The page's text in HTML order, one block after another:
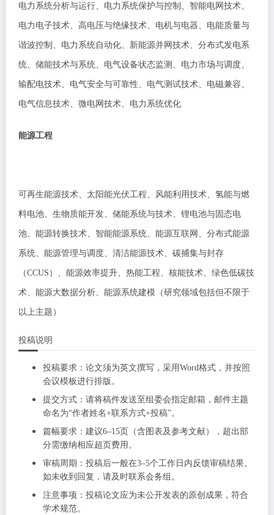
电力系统分析与运行、电力系统保护与控制、智能电网技术、
电力电子技术、高电压与绝缘技术、电机与电器、电能质量与
谐波控制、电力系统自动化、新能源并网技术、分布式发电系
统、储能技术与系统、电气设备状态监测、电力市场与调度、
输配电技术、电气安全与可靠性、电气测试技术、电磁兼容、
电气信息技术、微电网技术、电力系统优化
能源工程
可再生能源技术、太阳能光伏工程、风能利用技术、氢能与燃
料电池、生物质能开发、储能系统与技术、锂电池与固态电
池、能源转换技术、智能能源系统、能源互联网、分布式能源
系统、能源管理与调度、清洁能源技术、碳捕集与封存
（CCUS）、能源效率提升、热能工程、核能技术、绿色低碳技
术、能源大数据分析、能源系统建模（研究领域包括但不限于
以上主题）
投稿说明
投稿要求：论文须为英文撰写，采用Word格式，并按照
会议模板进行排版。
提交方式：请将稿件发送至组委会指定邮箱，邮件主题
命名为“作者姓名+联系方式+投稿”。
篇幅要求：建议6–15页（含图表及参考文献），超出部
分需缴纳相应超页费用。
审稿周期：投稿后一般在3–5个工作日内反馈审稿结果。
如未收到回复，请及时联系会务组。
注意事项：投稿论文应为未公开发表的原创成果，符合
学术规范。